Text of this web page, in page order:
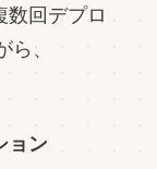
数回デプロ
、
ョン